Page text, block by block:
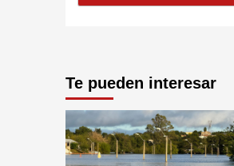
Te pueden interesar